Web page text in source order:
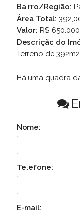
Bairro/Região:
Área Total:
Valor: R$
Descrição do
Terreno de
Há uma quadra
Nome:
Telefone:
E-mail: